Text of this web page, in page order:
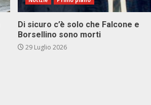
Di sicuro c’è solo che Falcone e
Borsellino sono morti
29 Luglio 2026